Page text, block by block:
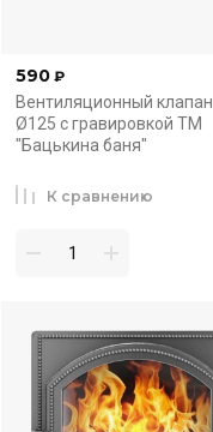
590 ₽
Вентиляционный клапан
Ø125 с гравировкой ТМ
"Бацькина баня"
К сравнению